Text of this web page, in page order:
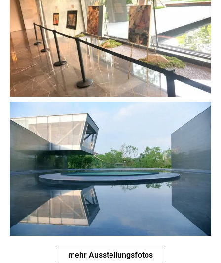
mehr Ausstellungsfotos